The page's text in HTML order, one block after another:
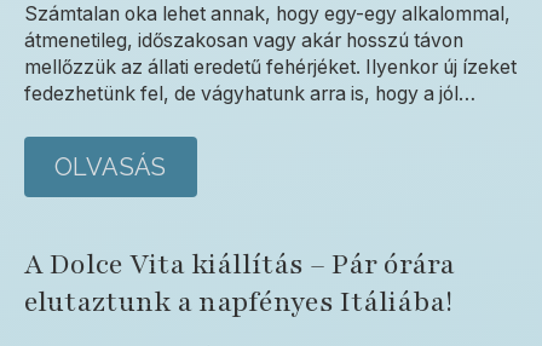
Számtalan oka lehet annak, hogy egy-egy alkalommal,
átmenetileg, időszakosan vagy akár hosszú távon
mellőzzük az állati eredetű fehérjéket. Ilyenkor új ízeket
fedezhetünk fel, de vágyhatunk arra is, hogy a jól…
OLVASÁS
A Dolce Vita kiállítás – Pár órára
elutaztunk a napfényes Itáliába!